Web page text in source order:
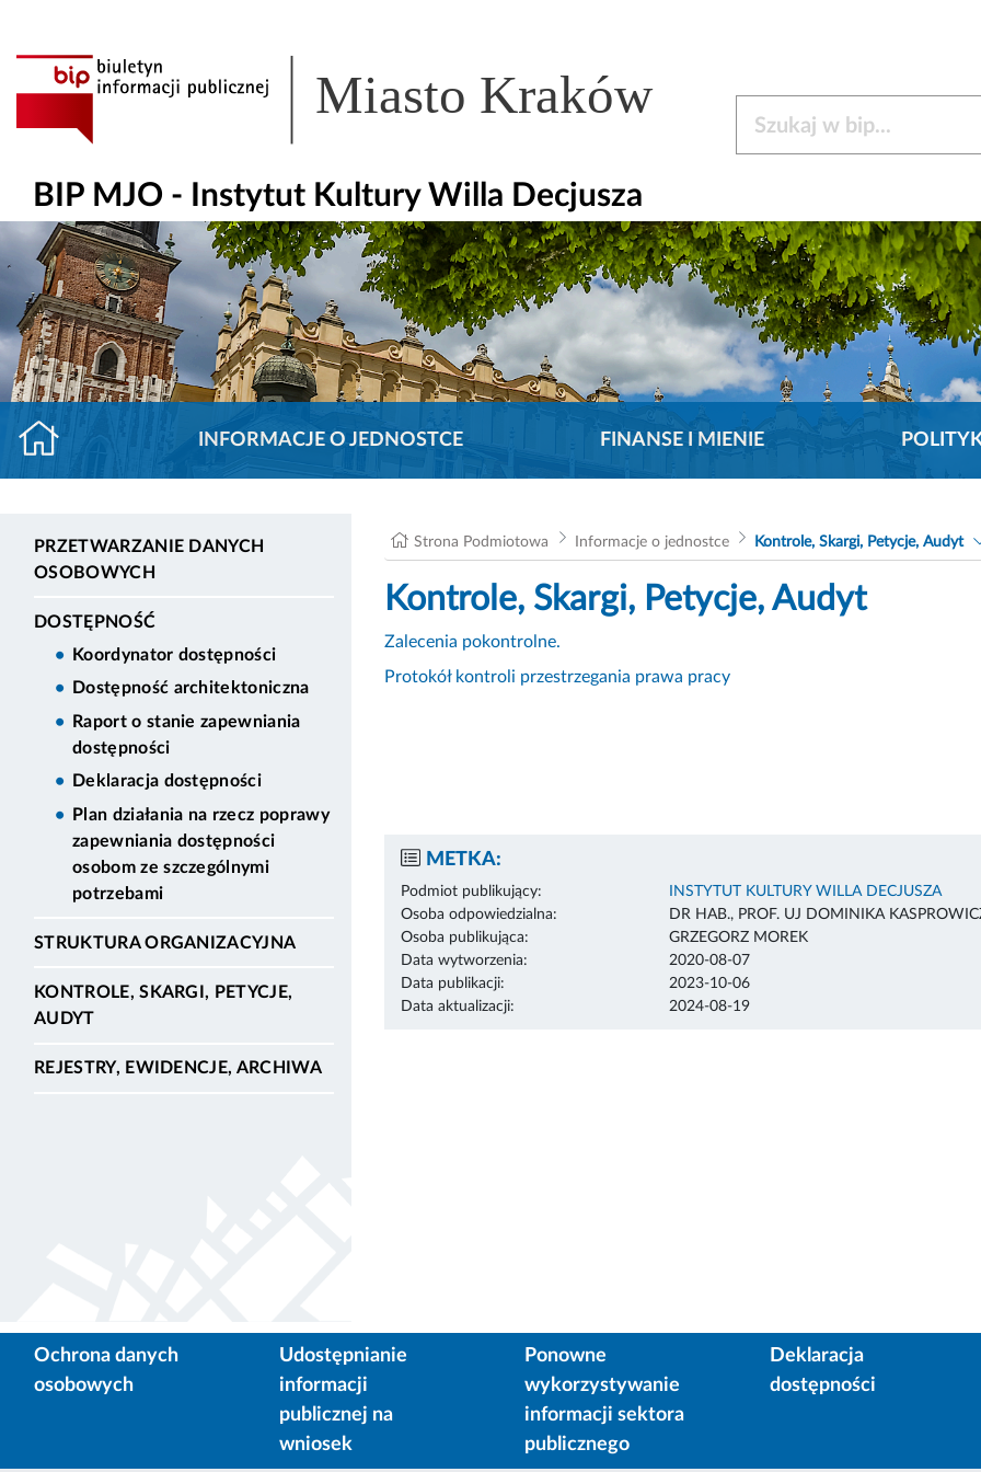
Miasto Kraków
BIP MJO - Instytut Kultury Willa Decjusza
INFORMACJE O JEDNOSTCE FINANSE I MIENIE
PRZETWARZANIE DANYCH
OSOBOWYCH
DOSTĘPNOŚĆ
Koordynator dostępności
Dostępność architektoniczna
Raport o stanie zapewniania
dostępności
Deklaracja dostępności
Plan działania na rzecz poprawy
zapewniania dostępności
osobom ze szczególnymi
potrzebami
STRUKTURA ORGANIZACYJNA
KONTROLE, SKARGI, PETYCJE,
AUDYT
REJESTRY, EWIDENCJE, ARCHIWA
Strona Podmiotowa Informacje o jednostce Kontrole, Skargi, Petycje, Audyt
Kontrole, Skargi, Petycje, Audyt
Zalecenia pokontrolne.
Protokół kontroli przestrzegania prawa pracy
METKA:
Podmiot publikujący:
INSTYTUT KULTURY WILLA DECJUSZA
Osoba odpowiedzialna:
DR HAB., PROF. UJ DOMINIKA
Osoba publikująca:
GRZEGORZ MOREK
Data wytworzenia:
2020-08-07
Data publikacji:
2023-10-06
Data aktualizacji:
2024-08-19
Ochrona danych
osobowych
Udostępnianie
informacji
publicznej na
wniosek
Ponowne
wykorzystywanie
informacji sektora
publicznego
Deklaracja
dostępności